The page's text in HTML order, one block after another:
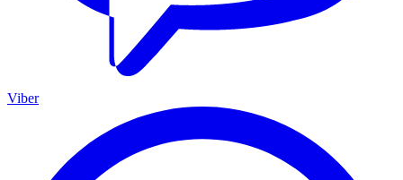
Viber